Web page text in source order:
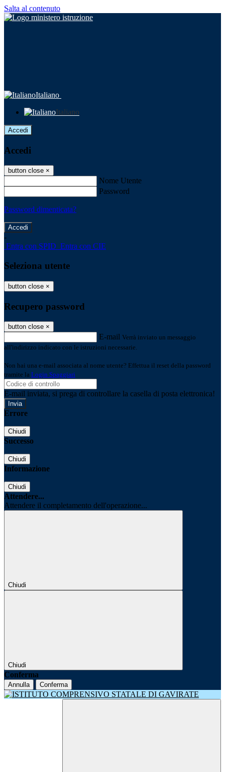
Salta al contenuto
Italiano
Italiano
Accedi
Accedi
button close ×
Nome Utente
Password
Password dimenticata?
-
Entra con SPID Entra con CIE
Seleziona utente
button close ×
Recupero password
button close ×
E-mail Verrà inviato un messaggio
all'indirizzo indicato con le istruzioni necessarie.
Non hai una e-mail associata al nome utente? Effettua il reset della password
tramite la Login Spaggiari
E-mail inviata, si prega di controllare la casella di posta elettronica!
Errore
Chiudi
Successo
Chiudi
Informazione
Chiudi
Attendere...
Attendere il completamento dell'operazione...
Chiudi
Chiudi
Conferma
Annulla Conferma